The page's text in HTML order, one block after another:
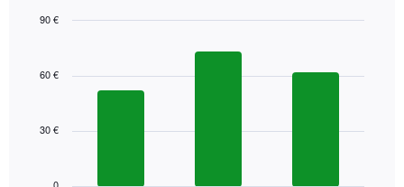
Das
die
with
Das
30 €
60 €
90 €